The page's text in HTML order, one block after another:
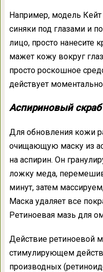
Например, модель
синяки под глазами и
лицо, просто нанесите
мажет кожу вокруг
просто роскошное
действует
Аспириновый скраб
Для обновления кожи
очищающую маску из
на аспирин. Он
ложку меда,
минут, затем
Маска удаляет все
Ретиноевая мазь для
Действие ретиноевой
стимулирующем
производных